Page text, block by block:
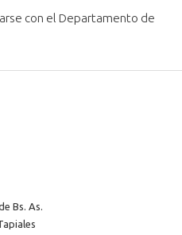
con el Departamento de
Bs. As.